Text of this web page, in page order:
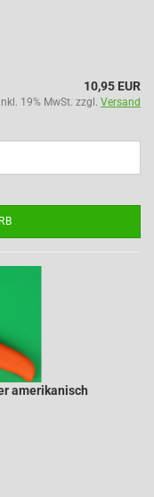
10,95 EUR
inkl. 19% MwSt. zzgl. Versand
amerikanisch